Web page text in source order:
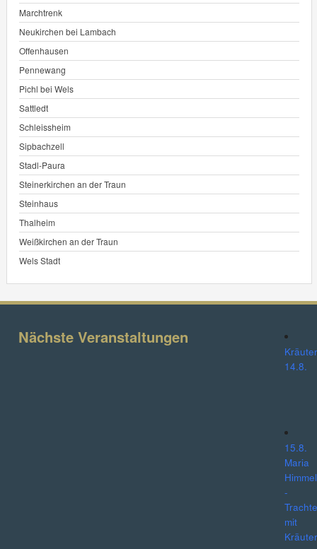
Marchtrenk
Neukirchen bei Lambach
Offenhausen
Pennewang
Pichl bei Wels
Sattledt
Schleissheim
Sipbachzell
Stadl-Paura
Steinerkirchen an der Traun
Steinhaus
Thalheim
Weißkirchen an der Traun
Wels Stadt
Nächste Veranstaltungen
14.8.
15.8.
Maria
-
mit